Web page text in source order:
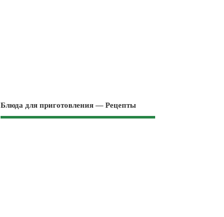
Блюда для приготовления — Рецепты